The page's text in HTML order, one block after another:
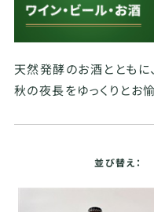
天然発酵のお酒とともに、
秋の夜長をゆっくりとお
並び替え：